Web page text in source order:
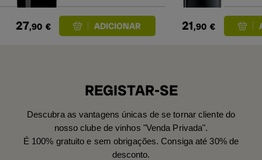
27,90 € 21,90 €
REGISTAR-SE
Descubra as vantagens únicas de se tornar cliente do
nosso clube de vinhos "Venda Privada".
É 100% gratuito e sem obrigações. Consiga até 30% de
desconto.